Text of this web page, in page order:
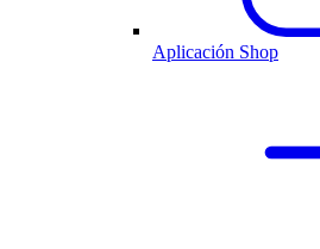
Aplicación Shop